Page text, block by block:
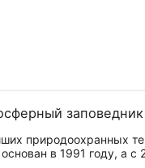
заповедник
природоохранных
в 1991 году, а